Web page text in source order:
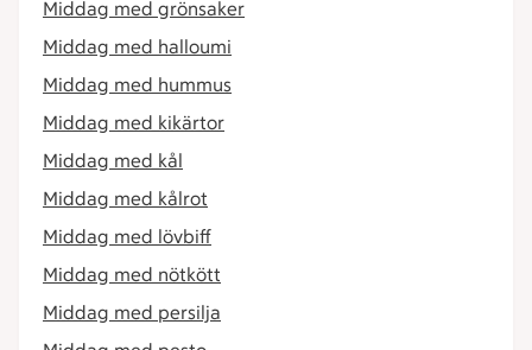
Middag med grönsaker
Middag med halloumi
Middag med hummus
Middag med kikärtor
Middag med kål
Middag med kålrot
Middag med lövbiff
Middag med nötkött
Middag med persilja